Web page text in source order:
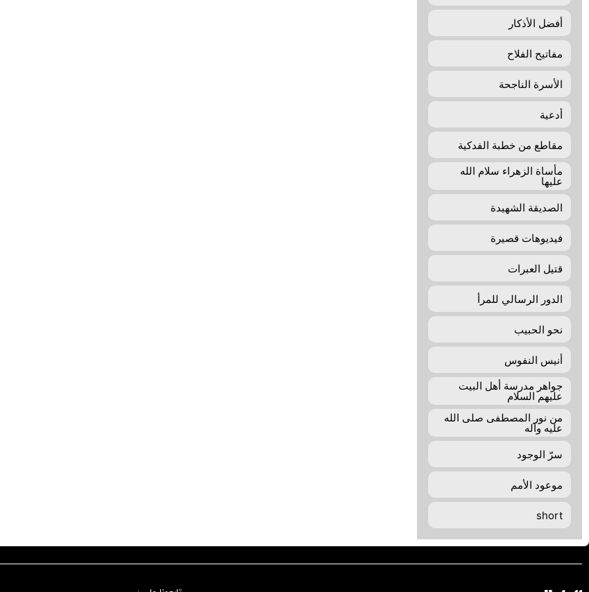
أفضل الأذكار
مفاتيح الفلاح
الأسرة الناجحة
أدعية
مقاطع من خطبة الفدكية
مأساة الزهراء سلام الله
عليها
الصديقة الشهيدة
فيديوهات قصيرة
قتيل العبرات
الدور الرسالي للمرأ
نحو الحبيب
أنيس النفوس
جواهر مدرسة أهل البيت
عليهم السلام
من نور المصطفى صلى الله
عليه وآله
سرّ الوجود
موعود الأمم
short